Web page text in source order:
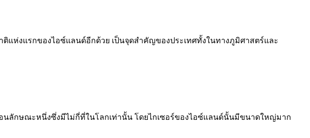
ติแห่งแรกของไอซ์แลนด์อีกด้วย เป็นจุดสำคัญของประเทศทั้งในทางภูมิศาสตร์และ
นลักษณะหนึ่งซึ่งมีไม่กี่ที่ในโลกเท่านั้น โดยไกเซอร์ของไอซ์แลนด์นั้นมีขนาดใหญ่มาก